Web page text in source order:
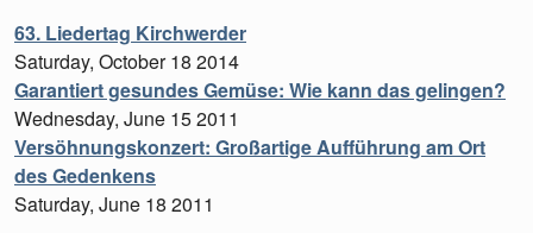
63. Liedertag Kirchwerder
Saturday, October 18 2014
Garantiert gesundes Gemüse: Wie kann das gelingen?
Wednesday, June 15 2011
Versöhnungskonzert: Großartige Aufführung am Ort
des Gedenkens
Saturday, June 18 2011